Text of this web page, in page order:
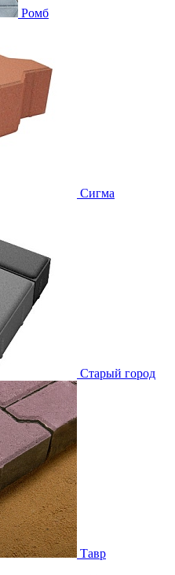
Ромб
Сигма
Старый город
Тавр